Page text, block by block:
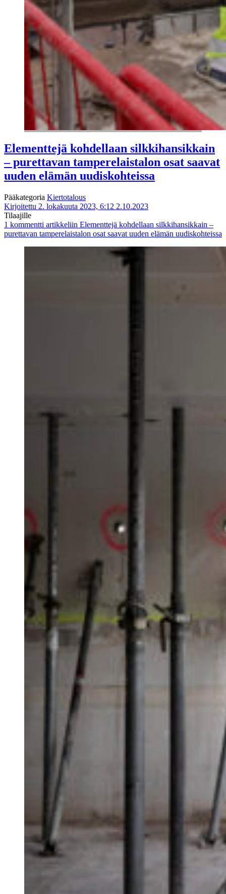
Elementtejä kohdellaan silkkihansikkain
– purettavan tamperelaistalon osat saavat
uuden elämän uudiskohteissa
Pääkategoria Kiertotalous
Kirjoitettu 2. lokakuuta 2023, 6:12 2.10.2023
Tilaajille
1 kommentti artikkeliin Elementtejä kohdellaan silkkihansikkain –
purettavan tamperelaistalon osat saavat uuden elämän uudiskohteissa